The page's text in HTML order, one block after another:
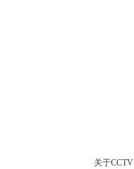
关于CCTV